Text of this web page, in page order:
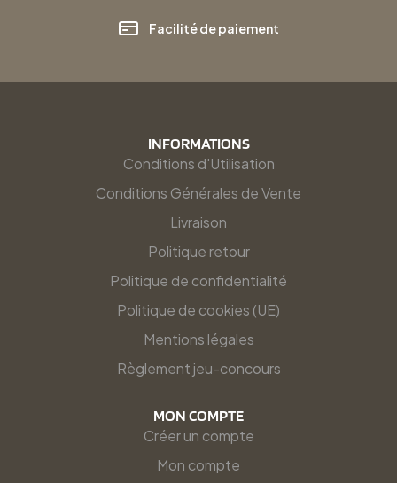
Facilité de paiement
INFORMATIONS
Conditions d'Utilisation
Conditions Générales de Vente
Livraison
Politique retour
Politique de confidentialité
Politique de cookies (UE)
Mentions légales
Règlement jeu-concours
MON COMPTE
Créer un compte
Mon compte